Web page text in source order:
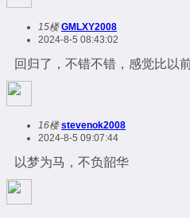
15楼 GMLXY2008
2024-8-5 08:43:02
回归了，不错不错，感觉比以
16楼 stevenok2008
2024-8-5 09:07:44
以梦为马，不负韶华